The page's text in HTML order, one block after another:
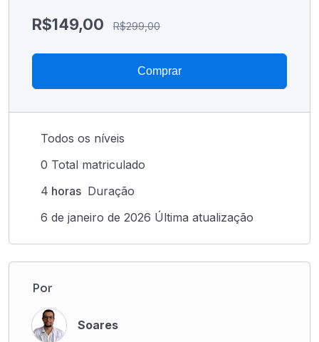
R$149,00 R$299,00
Comprar
Todos os níveis
0 Total matriculado
4 horas Duração
6 de janeiro de 2026 Última atualização
Por
Soares